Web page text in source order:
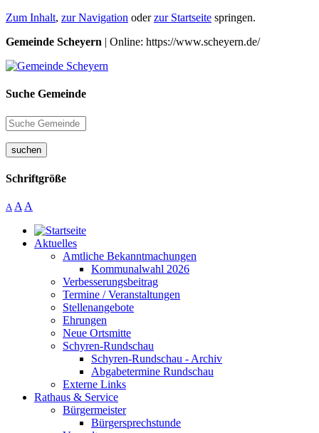
Zum Inhalt, zur Navigation oderzur Startseite springen.
Gemeinde Scheyern | Online: https://www.scheyern.de/
Suche Gemeinde
suchen
Schriftgröße
A A A
Aktuelles
Amtliche Bekanntmachungen
Kommunalwahl 2026
Verbesserungsbeitrag
Termine / Veranstaltungen
Stellenangebote
Ehrungen
Neue Ortsmitte
Schyren-Rundschau
Schyren-Rundschau - Archiv
Abgabetermine Rundschau
Externe Links
Rathaus & Service
Bürgermeister
Bürgersprechstunde